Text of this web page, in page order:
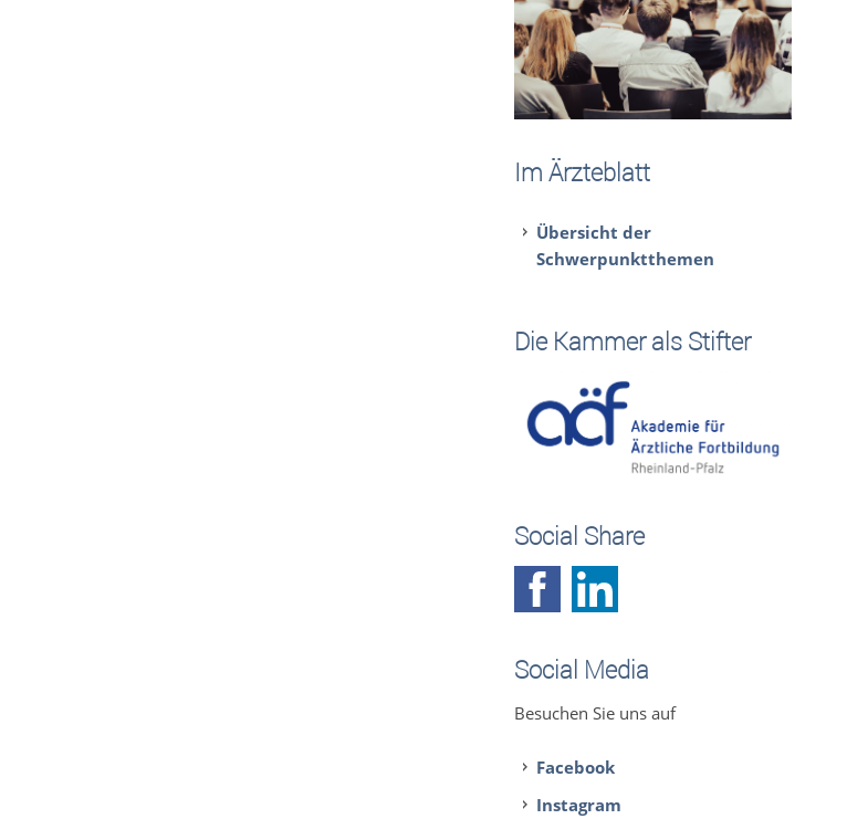
Im Ärzteblatt
Übersicht der
Schwerpunktthemen
Die Kammer als Stifter
Social Share
Social Media
Besuchen Sie uns auf
Facebook
Instagram